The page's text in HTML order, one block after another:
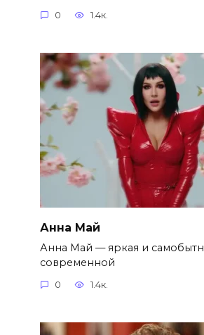
0 1.4к.
Анна Май
Анна Май — яркая и
современной
0 1.4к.